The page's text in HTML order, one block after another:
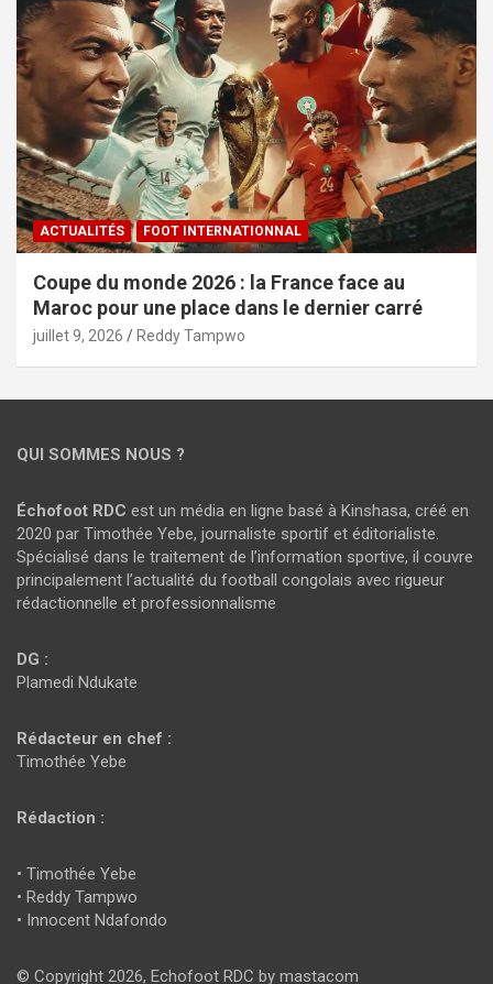
ACTUALITÉS FOOT INTERNATIONNAL
Coupe du monde 2026 : la France face au
Maroc pour une place dans le dernier carré
juillet 9, 2026 Reddy Tampwo
QUI SOMMES NOUS ?
Échofoot RDC est un média en ligne basé à Kinshasa, créé en
2020 par Timothée Yebe, journaliste sportif et éditorialiste.
Spécialisé dans le traitement de l’information sportive, il couvre
principalement l’actualité du football congolais avec rigueur
rédactionnelle et professionnalisme
DG :
Plamedi Ndukate
Rédacteur en chef :
Timothée Yebe
Rédaction :
• Timothée Yebe
• Reddy Tampwo
• Innocent Ndafondo
© Copyright 2026, Echofoot RDC by mastacom